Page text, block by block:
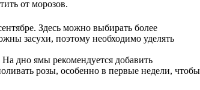
от морозов.
Здесь можно выбирать более
засухи, поэтому необходимо уделять
дно ямы рекомендуется добавить
розы, особенно в первые недели, чтобы